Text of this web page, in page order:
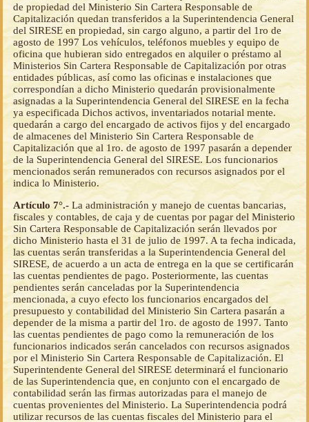
de propiedad del Ministerio Sin Cartera Responsable de
Capitalización quedan transferidos a la Superintendencia General
del SIRESE en propiedad, sin cargo alguno, a partir del 1ro de
agosto de 1997 Los vehículos, teléfonos muebles y equipo de
oficina que hubieran sido entregados en alquiler o préstamo al
Ministerios Sin Cartera Responsable de Capitalización por otras
entidades públicas, así como las oficinas e instalaciones que
correspondían a dicho Ministerio quedarán provisionalmente
asignadas a la Superintendencia General del SIRESE en la fecha
ya especificada Dichos activos, inventariados notarial mente.
quedarán a cargo del encargado de activos fijos y del encargado
de almacenes del Ministerio Sin Cartera Responsable de
Capitalización que al 1ro. de agosto de 1997 pasarán a depender
de la Superintendencia General del SIRESE. Los funcionarios
mencionados serán remunerados con recursos asignados por el
indica lo Ministerio.
Artículo 7°.- La administración y manejo de cuentas bancarias,
fiscales y contables, de caja y de cuentas por pagar del Ministerio
Sin Cartera Responsable de Capitalización serán llevados por
dicho Ministerio hasta el 31 de julio de 1997. A ta fecha indicada,
las cuentas serán transferidas a la Superintendencia General del
SIRESE, de acuerdo a un acta de entrega en la que se certificarán
las cuentas pendientes de pago. Posteriormente, las cuentas
pendientes serán canceladas por la Superintendencia
mencionada, a cuyo efecto los funcionarios encargados del
presupuesto y contabilidad del Ministerio Sin Cartera pasarán a
depender de la misma a partir del 1ro. de agosto de 1997. Tanto
las cuentas pendientes de pago como la remuneración de los
funcionarios indicados serán cancelados con recursos asignados
por el Ministerio Sin Cartera Responsable de Capitalización. El
Superintendente General del SIRESE determinará el funcionario
de las Superintendencia que, en conjunto con el encargado de
contabilidad serán las firmas autorizadas para el manejo de
cuentas provenientes del Ministerio. La Superintendencia podrá
utilizar recursos de las cuentas fiscales del Ministerio para el